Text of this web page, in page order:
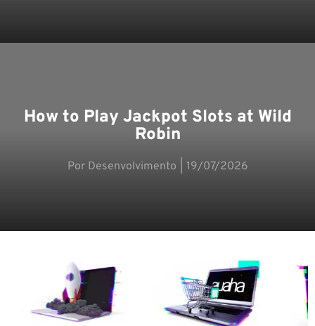
Desenvolvimento 19/07/2026
How to Play Jackpot Slots at Wild
Robin